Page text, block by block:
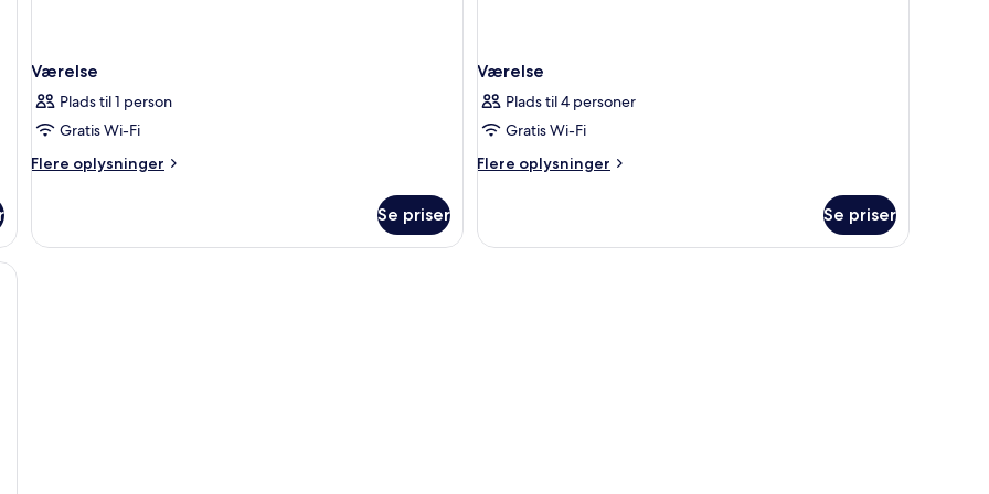
Værelse
Plads til 1 person
Gratis Wi-Fi
Flere oplysninger
Flere
Se priser
Værelse
Plads til 4 personer
Gratis Wi-Fi
Flere oplysninger
Flere
Se priser